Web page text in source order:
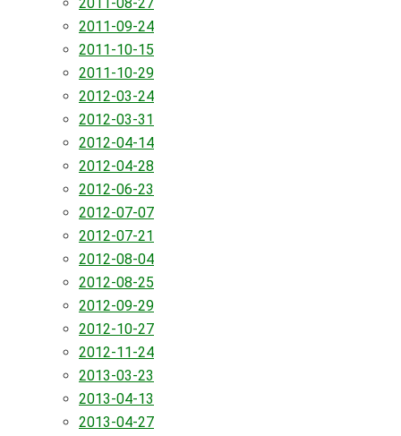
2011-08-27
2011-09-24
2011-10-15
2011-10-29
2012-03-24
2012-03-31
2012-04-14
2012-04-28
2012-06-23
2012-07-07
2012-07-21
2012-08-04
2012-08-25
2012-09-29
2012-10-27
2012-11-24
2013-03-23
2013-04-13
2013-04-27